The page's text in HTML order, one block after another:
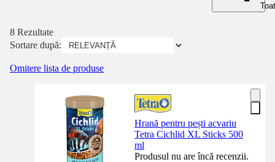
8 Rezultate
Sortare după:
Omitere lista de produse
Hrană pentru pești acvariu
Tetra Cichlid XL Sticks 500
ml
Produsul nu are încă recenzii.